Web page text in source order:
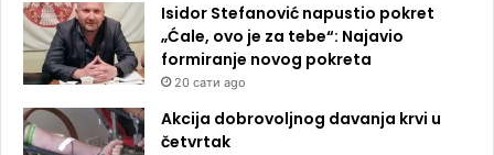
Isidor Stefanović napustio pokret
„Ćale, ovo je za tebe“: Najavio
formiranje novog pokreta
20 сати ago
Akcija dobrovoljnog davanja krvi u
četvrtak